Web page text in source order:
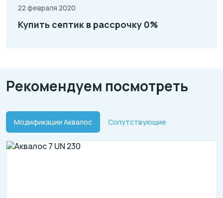
22 февраля 2020
Купить септик в рассрочку 0%
Рекомендуем посмотреть
Модификации Аквалос Сопутствующие